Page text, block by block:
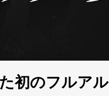
初のフルアル